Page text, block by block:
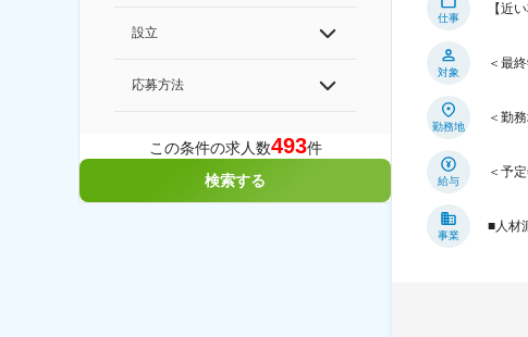
設立
応募方法
この条件の求人数493件
検索する
仕事
【近
対象
＜最
勤務地
＜勤
給与
＜予
事業
■人材